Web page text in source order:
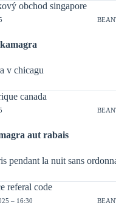
obchod singapore
v chicagu
canada
aut rabais
pendant la nuit sans
referal code
– 16:30